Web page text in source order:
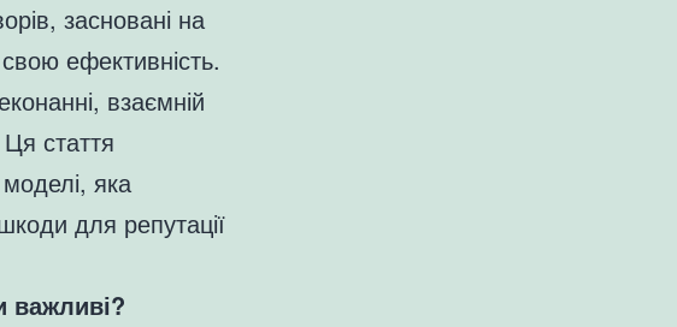
засновані на
ефективність.
взаємній
стаття
яка
для репутації
важливі?